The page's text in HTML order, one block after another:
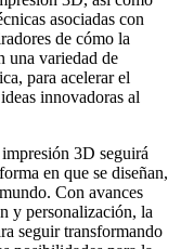
asociadas con
de cómo la
una variedad de
para acelerar el
innovadoras al
3D seguirá
en que se diseñan,
Con avances
y personalización, la
seguir transformando